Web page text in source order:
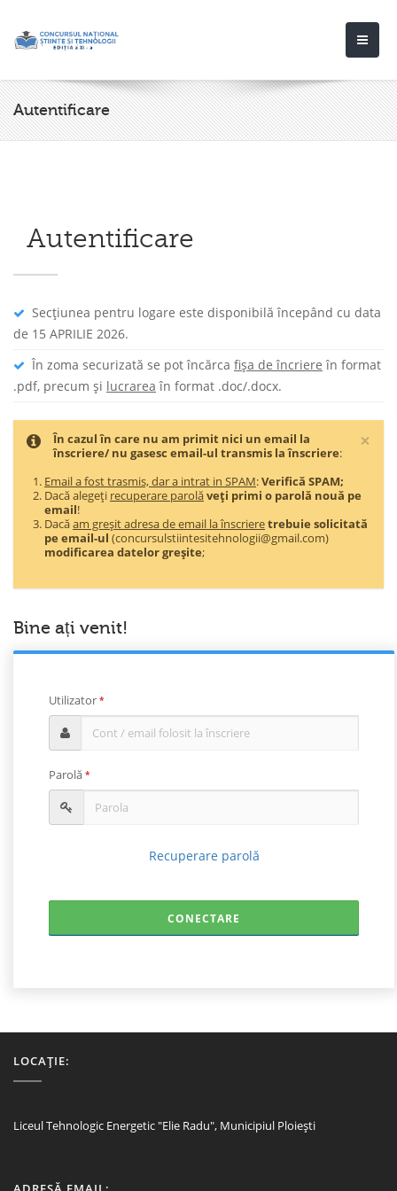
Autentificare
Autentificare
Secțiunea pentru logare este disponibilă începând cu data
de 15 APRILIE 2026.
În zoma securizată se pot încărca fișa de încriere în format
.pdf, precum și lucrarea în format .doc/.docx.
×
În cazul în care nu am primit nici un email la
înscriere/ nu gasesc email-ul transmis la înscriere:
Email a fost trasmis, dar a intrat in SPAM:Verifică SPAM;
Dacă alegeți recuperare parolăveți primi o parolă nouă pe
email!
Dacăam greșit adresa de email la înscrieretrebuie solicitată
pe email-ul (concursulstiintesitehnologii@gmail.com)
modificarea datelor greșite;
Bine ați venit!
Utilizator *
Parolă *
Recuperare parolă
LOCAȚIE:
Liceul Tehnologic Energetic "Elie Radu", Municipiul Ploiești